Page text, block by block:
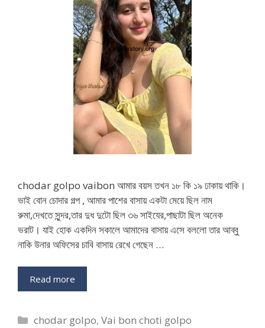
chodar golpo vaibon আমার বয়স তখন ১৮ কি ১৯ ঢাকায় থাকি।
ভাই বোন চোদার গল্প , আমার পাশের বাসায় একটা মেয়ে ছিল নাম
রুমা,দেখতে সুন্দর,তার দুধ দুটো ছিল ৩৬ সাইযের,পাছাটা ছিল অনেক
ভরাট। যাই হোক একদিন সকালে আমাদের বাসায় এসে বললো তার আব্বু
নাকি উনার অফিসের চাবি বাসায় রেখে গেছেন …
Read more
Categories
chodar golpo,Vai bon choti golpo